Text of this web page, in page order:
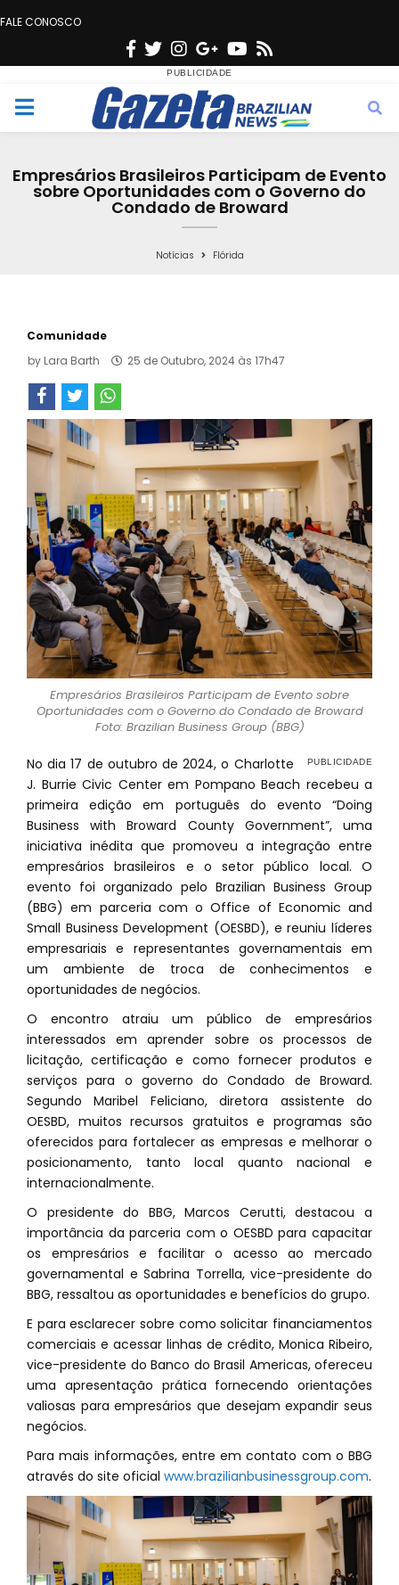
FALE CONOSCO
F
c
e
o
o
T
w
i
t
e
r
n
s
t
g
r
a
m
G
o
o
g
e
Y
u
t
b
e
s
M
Empresários Brasileiros Participam de Evento
sobre Oportunidades com o Governo do
Condado de Broward
Notícias Flórida
Comunidade
by Lara Barth 25 de Outubro, 2024 às 17h47
Empresários Brasileiros Participam de Evento sobre
Oportunidades com o Governo do Condado de Broward
Foto: Brazilian Business Group (BBG)
No dia 17 de outubro de 2024, o Charlotte
J. Burrie Civic Center em Pompano Beach recebeu a
primeira edição em português do evento “Doing
Business with Broward County Government”, uma
iniciativa inédita que promoveu a integração entre
empresários brasileiros e o setor público local. O
evento foi organizado pelo Brazilian Business Group
(BBG) em parceria com o Office of Economic and
Small Business Development (OESBD), e reuniu líderes
empresariais e representantes governamentais em
um ambiente de troca de conhecimentos e
oportunidades de negócios.
O encontro atraiu um público de empresários
interessados em aprender sobre os processos de
licitação, certificação e como fornecer produtos e
serviços para o governo do Condado de Broward.
Segundo Maribel Feliciano, diretora assistente do
OESBD, muitos recursos gratuitos e programas são
oferecidos para fortalecer as empresas e melhorar o
posicionamento, tanto local quanto nacional e
internacionalmente.
O presidente do BBG, Marcos Cerutti, destacou a
importância da parceria com o OESBD para capacitar
os empresários e facilitar o acesso ao mercado
governamental e Sabrina Torrella, vice-presidente do
BBG, ressaltou as oportunidades e benefícios do grupo.
E para esclarecer sobre como solicitar financiamentos
comerciais e acessar linhas de crédito, Monica Ribeiro,
vice-presidente do Banco do Brasil Americas, ofereceu
uma apresentação prática fornecendo orientações
valiosas para empresários que desejam expandir seus
negócios.
Para mais informações, entre em contato com o BBG
através do site oficial www.brazilianbusinessgroup.com.